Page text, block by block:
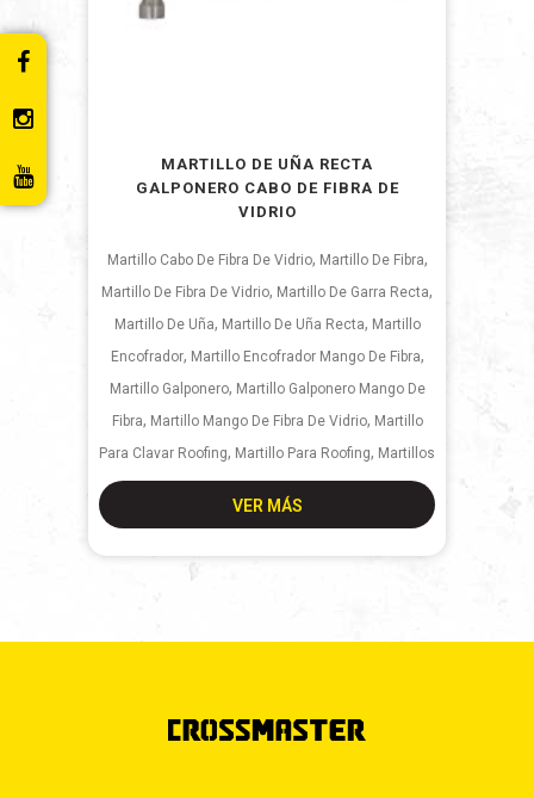
MARTILLO DE UÑA RECTA
GALPONERO CABO DE FIBRA DE
VIDRIO
Martillo Cabo De Fibra De Vidrio, Martillo De Fibra,
Martillo De Fibra De Vidrio, Martillo De Garra Recta,
Martillo De Uña, Martillo De Uña Recta, Martillo
Encofrador, Martillo Encofrador Mango De Fibra,
Martillo Galponero, Martillo Galponero Mango De
Fibra, Martillo Mango De Fibra De Vidrio, Martillo
Para Clavar Roofing, Martillo Para Roofing, Martillos
VER MÁS